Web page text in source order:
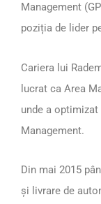
Management
poziția de lider
Cariera lui
lucrat ca Area
unde a
Management.
Din mai 2015
și livrare de